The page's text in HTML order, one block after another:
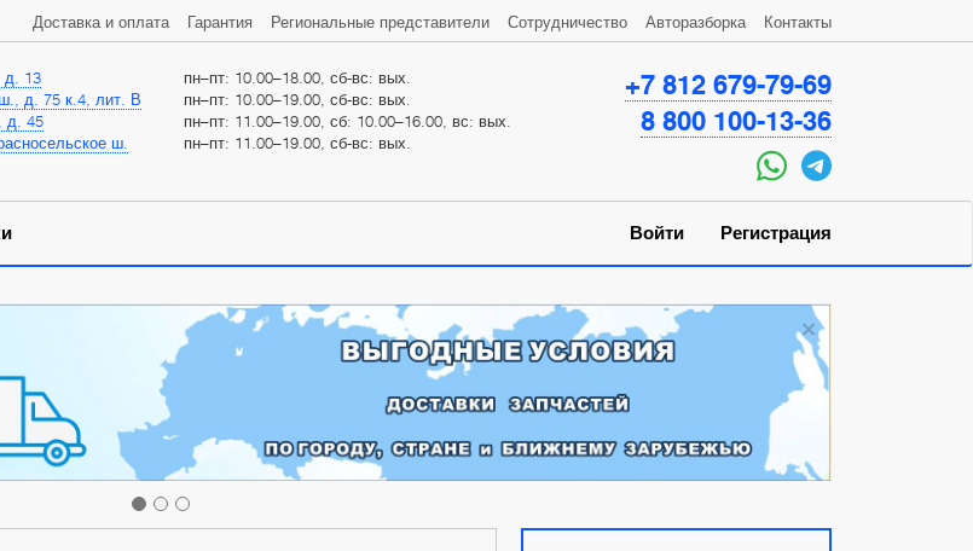
д. 13
пн–пт: 10.00–18.00, сб-вс: вых.
д. 75 к.4, лит. В
пн–пт: 10.00–19.00, сб-вс: вых.
д. 45
пн–пт: 11.00–19.00, сб: 10.00–16.00, вс: вых.
ш.
пн–пт: 11.00–19.00, сб-вс: вых.
+7 812 679-79-69
8 800 100-13-36
Доставка и оплата Гарантия Региональные представители Сотрудничество Авторазборка Контакты
Войти Регистрация
×